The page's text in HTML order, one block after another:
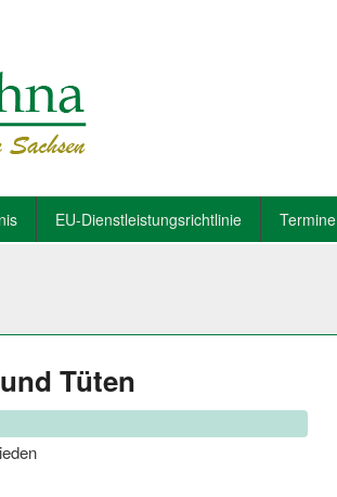
EU-Dienstleistungsrichtlinie Termine
Tüten